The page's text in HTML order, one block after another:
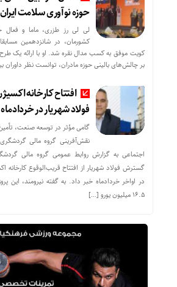
حوزه نوآوری سلامت ایران
لی لی رز طزری، ماما و فعال
کشورمان، در شانزدهمین
کویت موفق به کسب مدال نقره شد. او با ارائه یک طرح
بر چالش‌های بالینی حوزه مادران، توانست نظر داوران
افتتاح کارخانه
فولاد شهریار در خردادماه ۱۴۰۵
گامی مؤثر در توسعه صنعت،
نقش‌آفرینی گروه مالی
اجتماعی به گزارش روابط عمومی گروه مالی
گسترش فولاد شهریار از افتتاح قریب‌الوقوع کارخانه
در اواخر خردادماه خبر داد. به گفته نیرومند، این
۱۶.۵ میلیون یورو […]